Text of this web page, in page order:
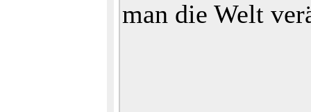
man die Welt